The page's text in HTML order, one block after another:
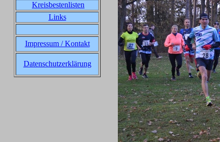
Kreisbestenlisten
Links
Impressum / Kontakt
Datenschutzerklärung